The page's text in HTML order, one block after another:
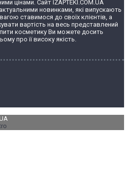
цінами. Сайт IZAPTEKI.COM.UA
новинками, які випускають
ставимося до своїх клієнтів, а
вартість на весь представлений
косметику Ви можете досить
про її високу якість.